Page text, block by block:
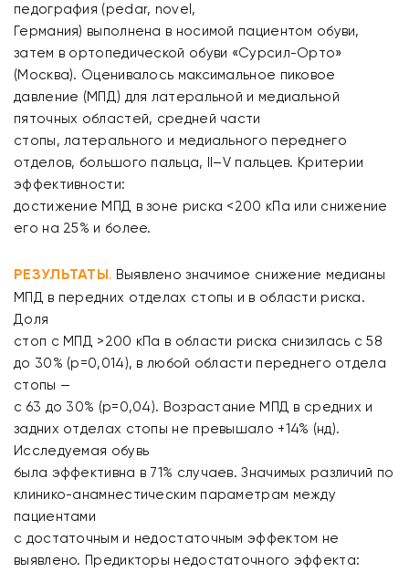
педография (рedar, novel,
Германия) выполнена в носимой пациентом обуви,
затем в ортопедической обуви «Сурсил-Орто»
(Москва). Оценивалось максимальное пиковое
давление (МПД) для латеральной и медиальной
пяточных областей, средней части
стопы, латерального и медиального переднего
отделов, большого пальца, II–V пальцев. Критерии
эффективности:
достижение МПД в зоне риска <200 кПа или снижение
его на 25% и более.
РЕЗУЛЬТАТЫ. Выявлено значимое снижение медианы
МПД в передних отделах стопы и в области риска.
Доля
стоп с МПД >200 кПа в области риска снизилась с 58
до 30% (р=0,014), в любой области переднего отдела
стопы —
с 63 до 30% (p=0,04). Возрастание МПД в средних и
задних отделах стопы не превышало +14% (нд).
Исследуемая обувь
была эффективна в 71% случаев. Значимых различий по
клинико-анамнестическим параметрам между
пациентами
с достаточным и недостаточным эффектом не
выявлено. Предикторы недостаточного эффекта: